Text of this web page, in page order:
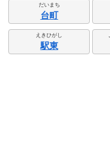
だいまち
台町
えきひがし
駅東